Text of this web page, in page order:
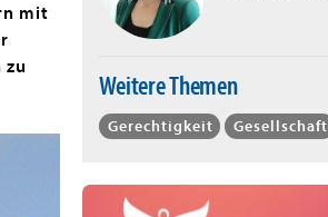
mit
zu
Weitere Themen
Gerechtigkeit Gesellschaft